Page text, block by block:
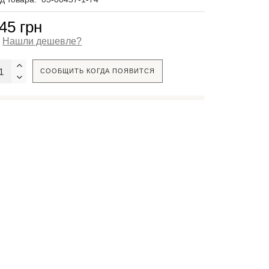
грн
Нашли дешевле?
СООБЩИТЬ КОГДА ПОЯВИТСЯ